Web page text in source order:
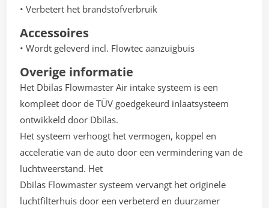
• Verbetert het brandstofverbruik
Accessoires
• Wordt geleverd incl. Flowtec aanzuigbuis
Overige informatie
Het Dbilas Flowmaster Air intake systeem is een
kompleet door de TÜV goedgekeurd inlaatsysteem
ontwikkeld door Dbilas.
Het systeem verhoogt het vermogen, koppel en
acceleratie van de auto door een vermindering van de
luchtweerstand. Het
Dbilas Flowmaster systeem vervangt het originele
luchtfilterhuis door een verbeterd en duurzamer